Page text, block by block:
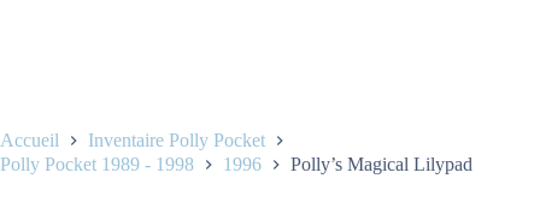
Accueil
Inventaire Polly Pocket
Polly Pocket 1989 - 1998
1996 Polly’s Magical Lilypad